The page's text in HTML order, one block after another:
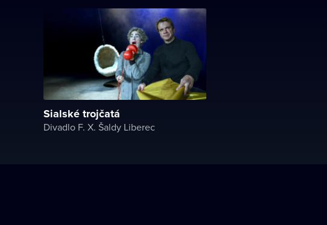
Sialské trojčatá
Divadlo F. X. Šaldy Liberec